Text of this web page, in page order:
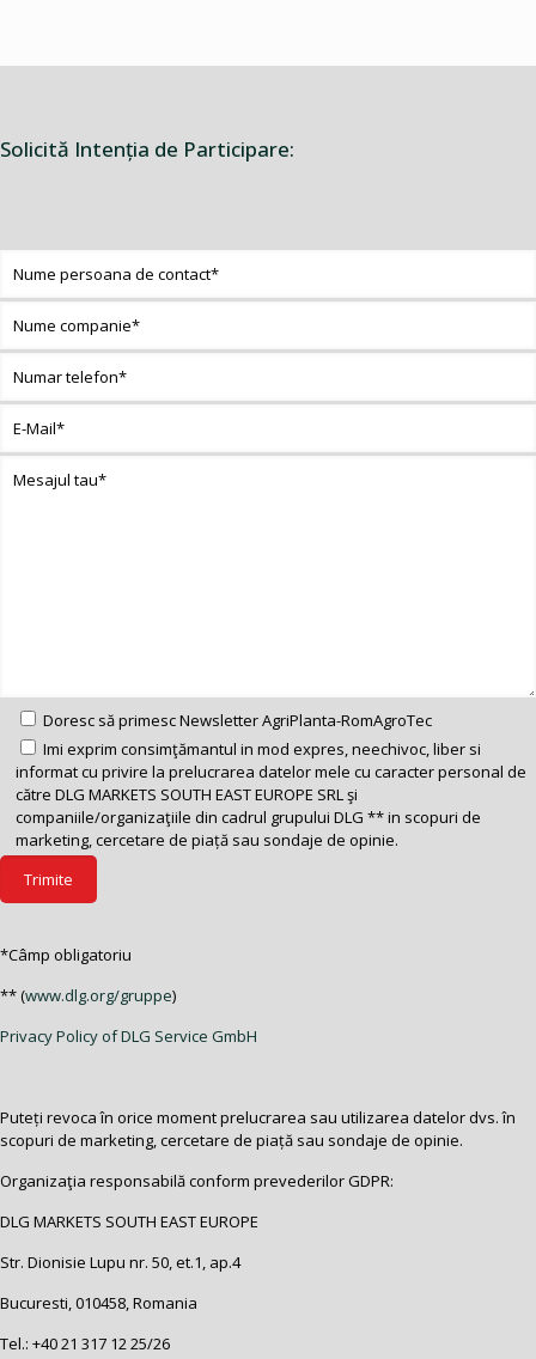
Solicită Intenţia de Participare:
Doresc să primesc Newsletter AgriPlanta-RomAgroTec
Imi exprim consimţămantul in mod expres, neechivoc, liber si
informat cu privire la prelucrarea datelor mele cu caracter personal de
către DLG MARKETS SOUTH EAST EUROPE SRL şi
companiile/organizaţiile din cadrul grupului DLG ** in scopuri de
marketing, cercetare de piață sau sondaje de opinie.
*Câmp obligatoriu
** (www.dlg.org/gruppe)
Privacy Policy of DLG Service GmbH
Puteți revoca în orice moment prelucrarea sau utilizarea datelor dvs. în
scopuri de marketing, cercetare de piață sau sondaje de opinie.
Organizaţia responsabilă conform prevederilor GDPR:
DLG MARKETS SOUTH EAST EUROPE
Str. Dionisie Lupu nr. 50, et.1, ap.4
Bucuresti, 010458, Romania
Tel.: +40 21 317 12 25/26